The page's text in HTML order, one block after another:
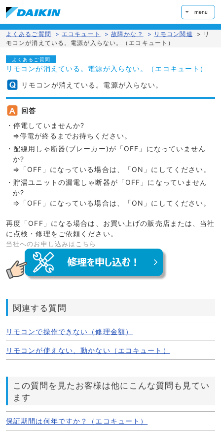
menu
よくあるご質問 > エコキュート > 故障かな？ > リモコン関連 > リ
モコンが消えている。電源が入らない。（エコキュート）
よくあるご質問
リモコンが消えている。電源が入らない。（エコキュート）
リモコンが消えている。電源が入らない。
回答
・停電していませんか?
⇒停電が終るまでお待ちください。
・配線用しゃ断器(ブレーカー)が「OFF」になっていません
か?
⇒「OFF」になっている場合は、「ON」にしてください。
・貯湯ユニットの漏電しゃ断器が「OFF」になっていません
か?
⇒「OFF」になっている場合は、「ON」にしてください。
再度「OFF」になる場合は、お買い上げの販売店または、当社
に点検・修理をご依頼ください。
当社へのお申し込みはこちら
関連する質問
リモコンで操作できない（修理金額）
リモコンが使えない、動かない（エコキュート）
この質問を見たお客様は他にこんな質問も見てい
ます
保証期間は何年ですか？（エコキュート）